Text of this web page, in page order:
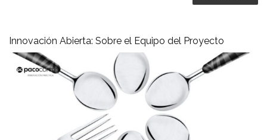
Innovación Abierta: Sobre el Equipo del Proyecto